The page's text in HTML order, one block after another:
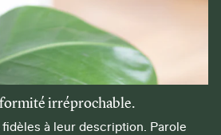
irréprochable.
fidèles à leur description. Parole